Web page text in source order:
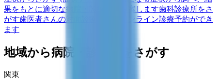
果をもとに適切な病院・診療所を提案します歯科診療所をさ
がす歯医者さんの対面診療予約・オンライン診療予約ができ
ます
地域から病院・診療所をさがす
関東